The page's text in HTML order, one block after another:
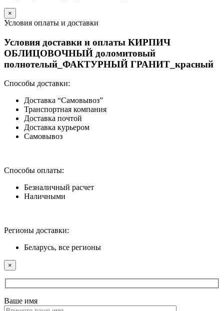
×
Условия оплаты и доставки
Условия доставки и оплаты КИРПИЧ
ОБЛИЦОВОЧНЫЙ доломитовый
полнотелый_ФАКТУРНЫЙ ГРАНИТ_красный
Способы доставки:
Доставка “Самовывоз”
Транспортная компания
Доставка почтой
Доставка курьером
Самовывоз
Способы оплаты:
Безналичный расчет
Наличными
Регионы доставки:
Беларусь, все регионы
×
Ваше имя